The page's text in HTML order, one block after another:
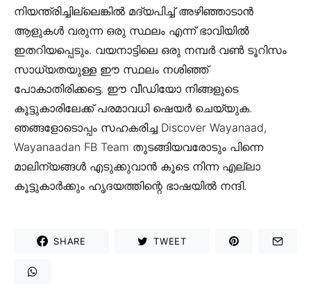
നിയന്ത്രിച്ചില്ലെങ്കിൽ മദ്യപിച്ച് അഴിഞ്ഞാടാൻ
ആളുകൾ വരുന്ന ഒരു സ്ഥലം എന്ന് ഭാവിയിൽ
ഇതറിയപ്പെടും. വയനാട്ടിലെ ഒരു നമ്പർ വൺ ടൂറിസം
സാധ്യതയുള്ള ഈ സ്ഥലം നശിഞ്ഞ്
പോകാതിരിക്കട്ടെ. ഈ വീഡിയോ നിങ്ങളുടെ
കൂട്ടുകാരിലേക്ക് പരമാവധി ഷെയർ ചെയ്യുക.
ഞങ്ങളോടൊപ്പം സഹകരിച്ച Discover Wayanaad,
Wayanaadan FB Team തുടങ്ങിയവരോടും പിന്നെ
മാലിന്യങ്ങൾ എടുക്കുവാൻ കൂടെ നിന്ന എല്ലാ
കൂട്ടുകാർക്കും ഹൃദയത്തിന്റെ ഭാഷയിൽ നന്ദി.
SHARE TWEET